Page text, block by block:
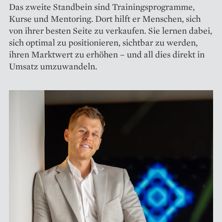
Das zweite Standbein sind Trainingsprogramme,
Kurse und Mentoring. Dort hilft er Menschen, sich
von ihrer besten Seite zu verkaufen. Sie lernen dabei,
sich optimal zu positionieren, sichtbar zu werden,
ihren Marktwert zu erhöhen – und all dies direkt in
Umsatz umzuwandeln.